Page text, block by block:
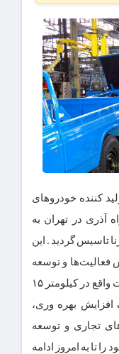
کننده خودروهای
سال ۱۳۴۲ در سه راه آذری در تهران به
تاسیس گردید . این
به گسترش فعالیت‌ها و توسعه
محصولات خود، به محل فعلی این شرکت واقع در کیلومتر ۱۵
افزایش بهره وری،
تجاری و توسعه
تا به امروز ادامه